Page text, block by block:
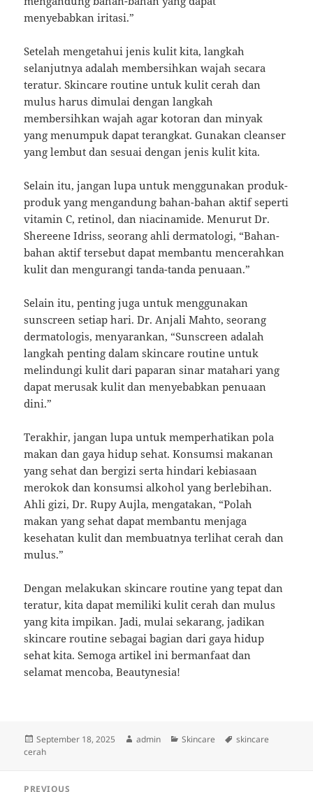
menyebabkan iritasi.”
Setelah mengetahui jenis kulit kita, langkah
selanjutnya adalah membersihkan wajah secara
teratur. Skincare routine untuk kulit cerah dan
mulus harus dimulai dengan langkah
membersihkan wajah agar kotoran dan minyak
yang menumpuk dapat terangkat. Gunakan cleanser
yang lembut dan sesuai dengan jenis kulit kita.
Selain itu, jangan lupa untuk menggunakan produk-
produk yang mengandung bahan-bahan aktif seperti
vitamin C, retinol, dan niacinamide. Menurut Dr.
Shereene Idriss, seorang ahli dermatologi, “Bahan-
bahan aktif tersebut dapat membantu mencerahkan
kulit dan mengurangi tanda-tanda penuaan.”
Selain itu, penting juga untuk menggunakan
sunscreen setiap hari. Dr. Anjali Mahto, seorang
dermatologis, menyarankan, “Sunscreen adalah
langkah penting dalam skincare routine untuk
melindungi kulit dari paparan sinar matahari yang
dapat merusak kulit dan menyebabkan penuaan
dini.”
Terakhir, jangan lupa untuk memperhatikan pola
makan dan gaya hidup sehat. Konsumsi makanan
yang sehat dan bergizi serta hindari kebiasaan
merokok dan konsumsi alkohol yang berlebihan.
Ahli gizi, Dr. Rupy Aujla, mengatakan, “Polah
makan yang sehat dapat membantu menjaga
kesehatan kulit dan membuatnya terlihat cerah dan
mulus.”
Dengan melakukan skincare routine yang tepat dan
teratur, kita dapat memiliki kulit cerah dan mulus
yang kita impikan. Jadi, mulai sekarang, jadikan
skincare routine sebagai bagian dari gaya hidup
sehat kita. Semoga artikel ini bermanfaat dan
selamat mencoba, Beautynesia!
Posted
on
September 18, 2025 Author
admin Categories
Skincare Tags
skincare
cerah
PREVIOUS